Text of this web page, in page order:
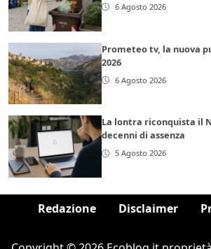
6 Agosto 2026
Prometeo tv, la nuova
2026
6 Agosto 2026
La lontra riconquista il
decenni di assenza
5 Agosto 2026
Redazione Disclaimer